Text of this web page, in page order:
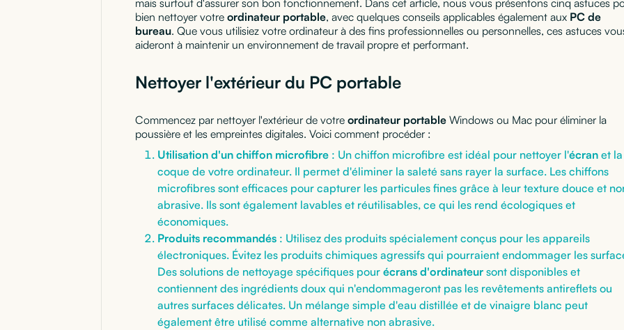
bien nettoyer votre ordinateur portable, avec quelques conseils applicables également aux PC de
bureau. Que vous utilisiez votre ordinateur à des fins professionnelles ou personnelles, ces astuces
aideront à maintenir un environnement de travail propre et performant.
Nettoyer l'extérieur du PC portable
Commencez par nettoyer l'extérieur de votre ordinateur portable Windows ou Mac pour éliminer la
poussière et les empreintes digitales. Voici comment procéder :
Utilisation d'un chiffon microfibre : Un chiffon microfibre est idéal pour nettoyer l'écran et la
coque de votre ordinateur. Il permet d'éliminer la saleté sans rayer la surface. Les chiffons
microfibres sont efficaces pour capturer les particules fines grâce à leur texture douce et
abrasive. Ils sont également lavables et réutilisables, ce qui les rend écologiques et
économiques.
Produits recommandés : Utilisez des produits spécialement conçus pour les appareils
électroniques. Évitez les produits chimiques agressifs qui pourraient endommager les
Des solutions de nettoyage spécifiques pour écrans d'ordinateur sont disponibles et
contiennent des ingrédients doux qui n'endommageront pas les revêtements antireflets ou
autres surfaces délicates. Un mélange simple d'eau distillée et de vinaigre blanc peut
également être utilisé comme alternative non abrasive.